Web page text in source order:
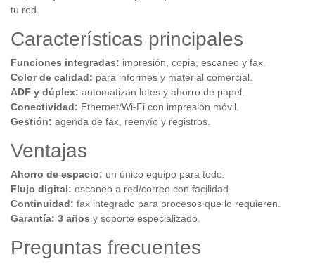
tu red.
Características principales
Funciones integradas: impresión, copia, escaneo y fax.
Color de calidad: para informes y material comercial.
ADF y dúplex: automatizan lotes y ahorro de papel.
Conectividad: Ethernet/Wi-Fi con impresión móvil.
Gestión: agenda de fax, reenvío y registros.
Ventajas
Ahorro de espacio: un único equipo para todo.
Flujo digital: escaneo a red/correo con facilidad.
Continuidad: fax integrado para procesos que lo requieren.
Garantía: 3 años y soporte especializado.
Preguntas frecuentes